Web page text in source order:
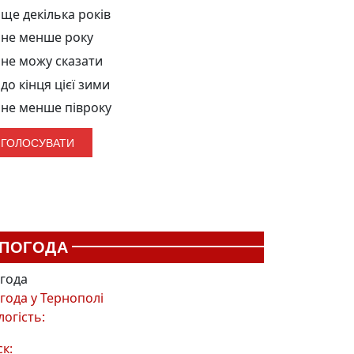
ще декілька років
не менше року
не можу сказати
до кінця цієї зими
не менше півроку
ПОГОДА
уТернополі